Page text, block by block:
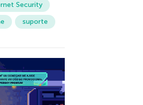
Security
suporte